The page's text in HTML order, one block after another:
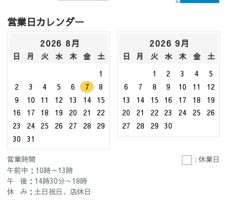
営業日カレンダー
2026 8月
日 月 火 水 木 金
土
1
2
3 4 5 6 7
8
9
10 11 12 13 14
15
16
17 18 19 20 21
22
23
24 25 26 27 28
29
30
31
2026 9月
日 月 火 水 木 金
土
1
2 3 4
5
6
7 8 9 10 11
12
13
14 15 16 17 18
19
20
21 22 23 24 25
26
27
28 29 30
営業時間
: 休業日
午前中：10時～13時
午 後：14時30分～18時
休 み：土日祝日、店休日